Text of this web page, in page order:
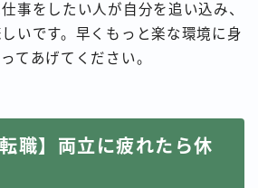
事をしたい人が自分を追い込み、
いです。早くもっと楽な環境に身
てあげてください。
職】両立に疲れたら休